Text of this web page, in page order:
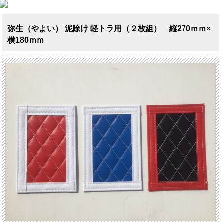
弥生（やよい） 泥除け 軽トラ用（２枚組） 縦270ｍｍ×
横180ｍｍ